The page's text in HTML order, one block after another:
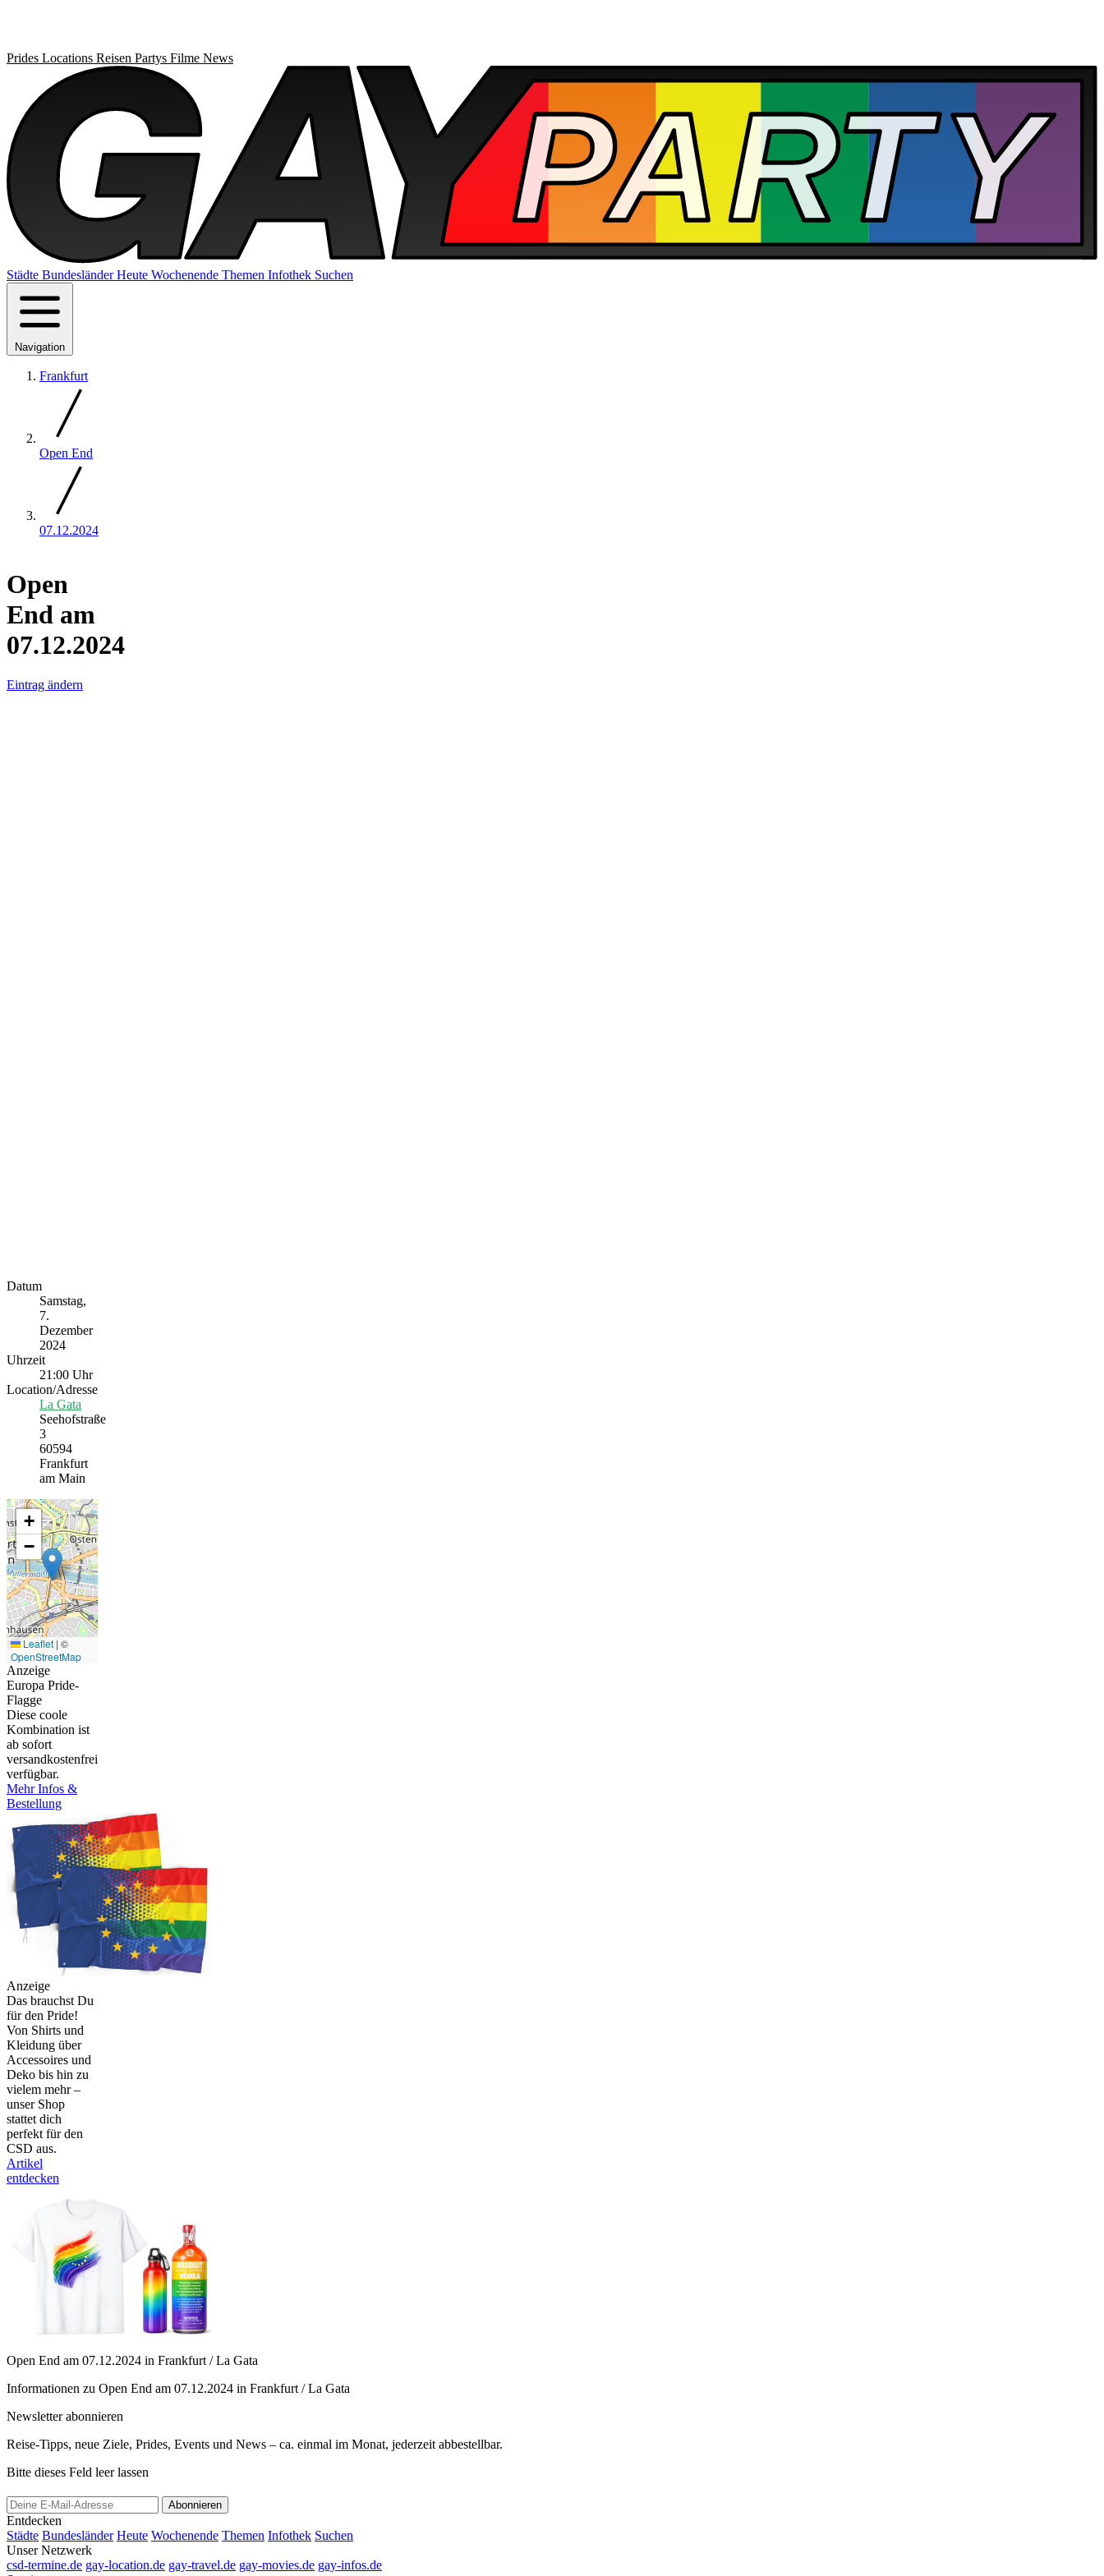
Prides Locations Reisen Partys Filme News
Städte BundesländerHeute Wochenende Themen Infothek Suchen
Navigation
Frankfurt
Open End
07.12.2024
Open
End am
07.12.2024
Eintrag ändern
Datum
Samstag,
7.
Dezember
2024
Uhrzeit
21:00 Uhr
Location/Adresse
La Gata
Seehofstraße
3
60594
Frankfurt
am Main
+
−
Leaflet | ©
OpenStreetMap
Anzeige
Europa Pride-
Flagge
Diese coole
Kombination ist
ab sofort
versandkostenfrei
verfügbar.
Mehr Infos &
Bestellung
Anzeige
Das brauchst Du
für den Pride!
Von Shirts und
Kleidung über
Accessoires und
Deko bis hin zu
vielem mehr –
unser Shop
stattet dich
perfekt für den
CSD aus.
Artikel
entdecken
Open End am 07.12.2024 in Frankfurt / La Gata
Informationen zu Open End am 07.12.2024 in Frankfurt / La Gata
Newsletter abonnieren
Reise-Tipps, neue Ziele, Prides, Events und News – ca. einmal im Monat, jederzeit abbestellbar.
Bitte dieses Feld leer lassen
Abonnieren
Entdecken
Städte Bundesländer Heute Wochenende Themen Infothek Suchen
Unser Netzwerk
csd-termine.de gay-location.de gay-travel.de gay-movies.de gay-infos.de